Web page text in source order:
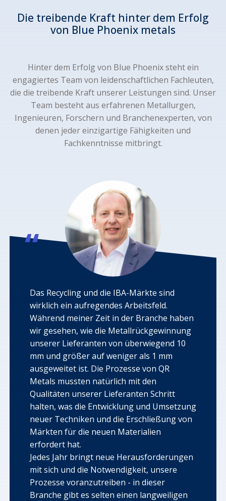
Die treibende Kraft hinter dem Erfolg
von Blue Phoenix metals
Hinter dem Erfolg von Blue Phoenix steht ein
engagiertes Team von leidenschaftlichen Fachleuten,
die die treibende Kraft unserer Leistungen sind. Unser
Team besteht aus erfahrenen Metallurgen,
Ingenieuren, Forschern und Branchenexperten, von
denen jeder einzigartige Fähigkeiten und
Fachkenntnisse mitbringt.
Das Recycling und die IBA-Märkte sind
wirklich ein aufregendes Arbeitsfeld.
Während meiner Zeit in der Branche haben
wir gesehen, wie die Metallrückgewinnung
unserer Lieferanten von überwiegend 10
mm und größer auf weniger als 1 mm
ausgeweitet ist. Die Prozesse von QR
Metals mussten natürlich mit den
Qualitäten unserer Lieferanten Schritt
halten, was die Entwicklung und Umsetzung
neuer Techniken und die Erschließung von
Märkten für die neuen Materialien
erfordert hat.
Jedes Jahr bringt neue Herausforderungen
mit sich und die Notwendigkeit, unsere
Prozesse voranzutreiben - in dieser
Branche gibt es selten einen langweiligen